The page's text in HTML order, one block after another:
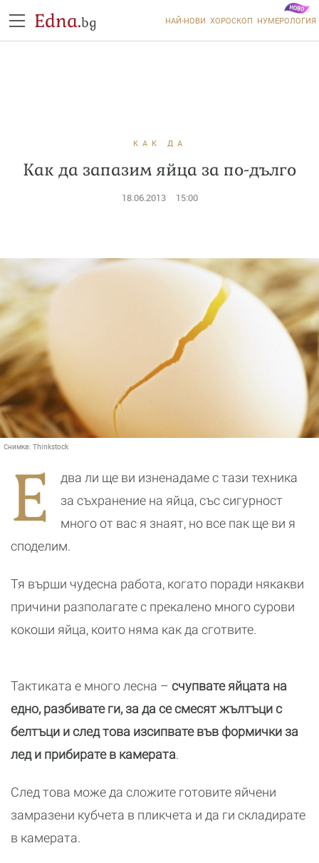
Edna.bg НАЙ-НОВИ ХОРОСКОП НУМЕРОЛОГИЯ
КАК ДА
Как да запазим яйца за по-дълго
18.06.2013 15:00
Снимка: Thinkstock
Е
два ли ще ви изненадаме с тази техника
за съхранение на яйца, със сигурност
много от вас я знаят, но все пак ще ви я
споделим.
Тя върши чудесна работа, когато поради някакви
причини разполагате с прекалено много сурови
кокоши яйца, които няма как да сготвите.
Тактиката е много лесна – счупвате яйцата на
едно, разбивате ги, за да се смесят жълтъци с
белтъци и след това изсипвате във формички за
лед и прибирате в камерата.
След това може да сложите готовите яйчени
замразени кубчета в пликчета и да ги складирате
в камерата.